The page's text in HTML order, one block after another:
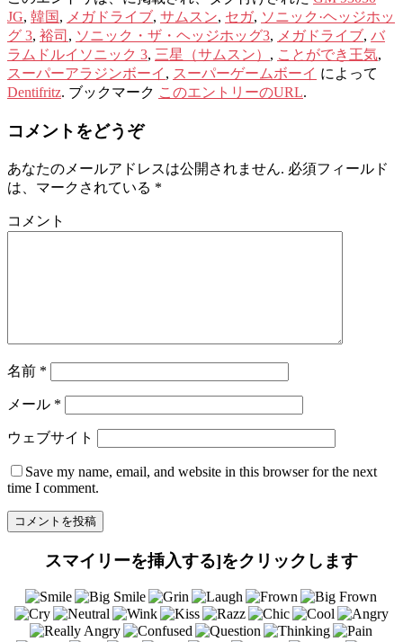
JG, 韓国 , メガドライブ, サムスン, セガ, ソニック·ヘッジホッ
グ 3, 裕司 , ソニック・ザ・ヘッジホッグ3, メガドライブ, バ
ラムドルイソニック 3, 三星（サムスン） , ことができ王気,
スーパーアラジンボーイ , スーパーゲームボーイ によって
Dentifritz. ブックマーク このエントリーのURL.
コメントをどうぞ
あなたのメールアドレスは公開されません. 必須フィールド
は、マークされている *
コメント
名前 *
メール *
ウェブサイト
Save my name, email, and website in this browser for the next
time I comment.
スマイリーを挿入する]をクリックします